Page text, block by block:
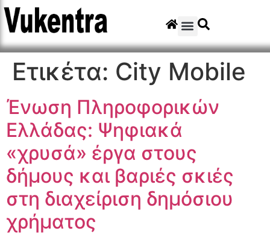
Ετικέτα: City Mobile
Ένωση Πληροφορικών
Ελλάδας: Ψηφιακά
«χρυσά» έργα στους
δήμους και βαριές σκιές
στη διαχείριση δημόσιου
χρήματος